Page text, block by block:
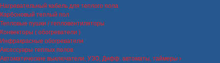
Нагревательный кабель для теплого пола
Карбоновый теплый пол
Тепловые пушки / тепловентиляторы
Конвекторы ( обогреватели )
Инфракрасные обогреватели
Аксессуары теплых полов
Автоматические выключатели, УЗО, Дифф. автоматы, таймеры